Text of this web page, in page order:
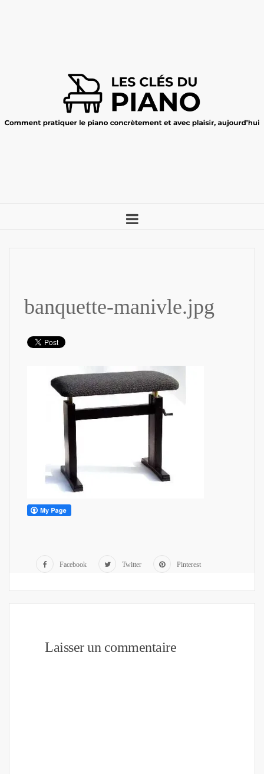
banquette-manivle.jpg
Facebook Twitter Pinterest
Laisser un commentaire